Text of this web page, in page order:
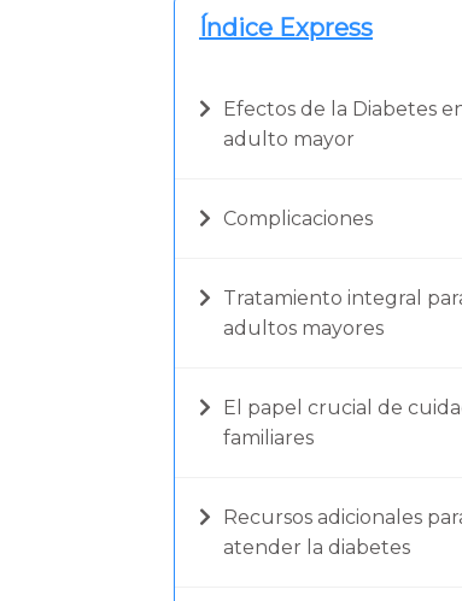
Índice Express
Efectos de la Diabetes
adulto mayor
Complicaciones
Tratamiento integral
adultos mayores
El papel crucial de
familiares
Recursos adicionales
atender la diabetes